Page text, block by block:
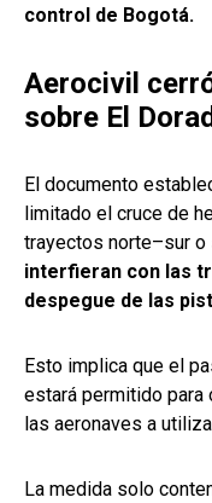
control de Bogotá.
Aerocivil
sobre El
El documento
limitado el cruce de
trayectos norte–sur o
interfieran con las
despegue de las
Esto implica que el
estará permitido para
las aeronaves a
La medida solo